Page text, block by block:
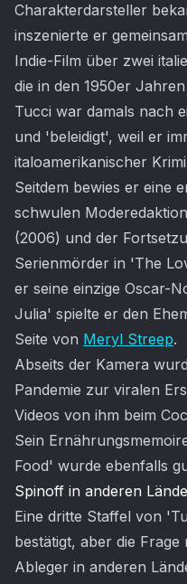
Charakterdarsteller
inszenierte er
Indie-Film über zwei
die in den 1950er
Tucci war damals nach
und 'beleidigt', weil er
italoamerikanischer
Seitdem bewies er eine
schwulen
(2006) und der
Serienmörder in 'The
er seine einzige Oscar-
Julia' spielte er den
Seite von Meryl Streep.
Abseits der Kamera
Pandemie zur viralen
Videos von ihm beim
Sein
Food' wurde ebenfalls
Spinoff in anderen
Eine dritte Staffel von
bestätigt, aber die
Ableger in anderen